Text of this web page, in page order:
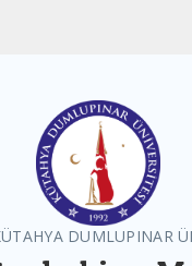
DUMLUPINAR